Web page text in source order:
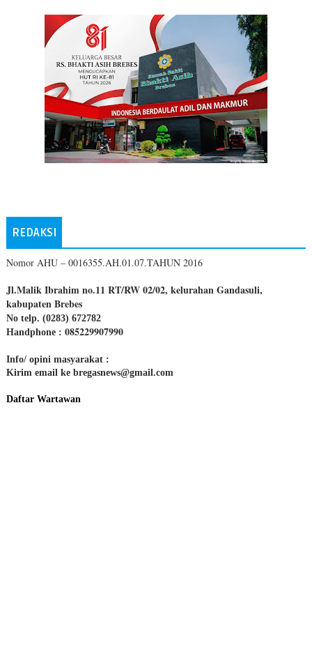
REDAKSI
Nomor AHU – 0016355.AH.01.07.TAHUN 2016
Jl.Malik Ibrahim no.11 RT/RW 02/02, kelurahan Gandasuli,
kabupaten Brebes
No telp. (0283) 672782
Handphone : 085229907990
Info/ opini masyarakat :
Kirim email ke bregasnews@gmail.com
Daftar Wartawan